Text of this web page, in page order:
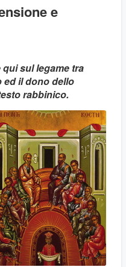
e
sul legame tra
ed il dono dello
rabbinico.